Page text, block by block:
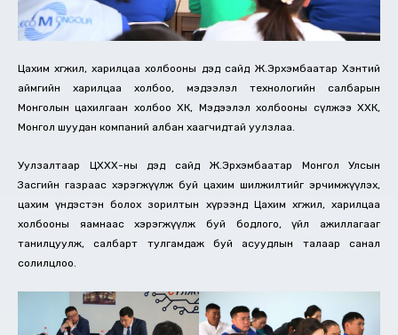
Цахим хөгжил, харилцаа холбооны дэд сайд Ж.Эрхэмбаатар Хэнтий
аймгийн харилцаа холбоо, мэдээлэл технологийн салбарын
Монголын цахилгаан холбоо ХК, Мэдээлэл холбооны сүлжээ ХХК,
Монгол шуудан компаний албан хаагчидтай уулзлаа.
Уулзалтаар ЦХХХ-ны дэд сайд Ж.Эрхэмбаатар Монгол Улсын
Засгийн газраас хэрэгжүүлж буй цахим шилжилтийг эрчимжүүлэх,
цахим үндэстэн болох зорилтын хүрээнд Цахим хөгжил, харилцаа
холбооны яамнаас хэрэгжүүлж буй бодлого, үйл ажиллагааг
танилцуулж, салбарт тулгамдаж буй асуудлын талаар санал
солилцлоо.